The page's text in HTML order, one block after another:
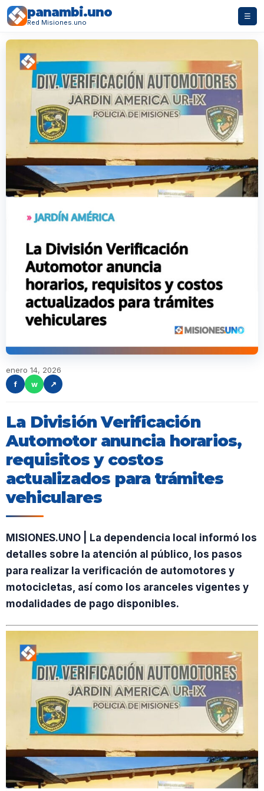
panambi.uno
Red Misiones.uno
☰
enero 14, 2026
f
w ↗
La División Verificación
Automotor anuncia horarios,
requisitos y costos
actualizados para trámites
vehiculares
MISIONES.UNO | La dependencia local informó los
detalles sobre la atención al público, los pasos
para realizar la verificación de automotores y
motocicletas, así como los aranceles vigentes y
modalidades de pago disponibles.